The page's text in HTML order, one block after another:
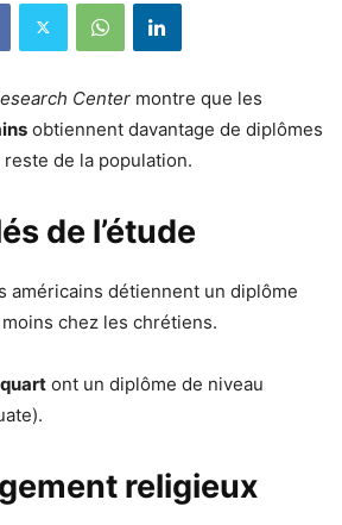
Center montre que les
obtiennent davantage de diplômes
de la population.
de l’étude
américains détiennent un diplôme
chez les chrétiens.
quart ont un diplôme de niveau
religieux